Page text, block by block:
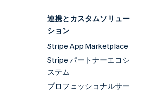
連携とカスタムソリュー
ション
Stripe App Marketplace
Stripe パートナーエコシ
ステム
プロフェッショナルサー